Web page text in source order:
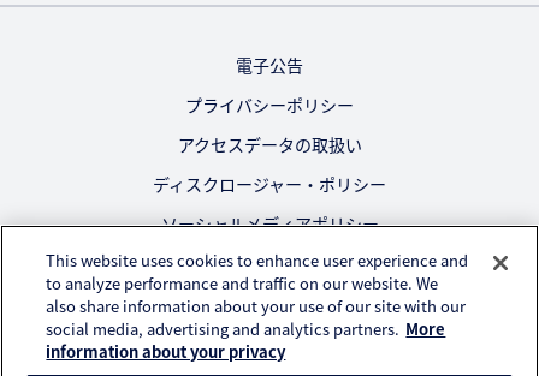
電子公告
プライバシーポリシー
アクセスデータの取扱い
ディスクロージャー・ポリシー
ソーシャルメディアポリシー
ご利用にあたって
公式SNS
This website uses cookies to enhance user experience and
to analyze performance and traffic on our website. We
also share information about your use of our site with our
social media, advertising and analytics partners. More
information about your privacy